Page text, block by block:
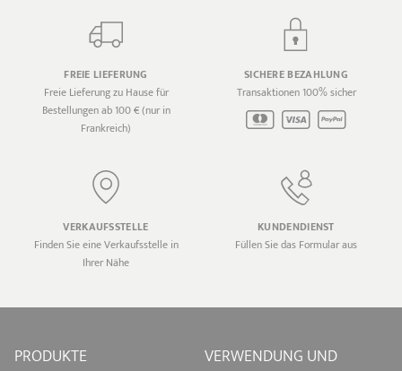
FREIE LIEFERUNG
Freie Lieferung zu Hause für
Bestellungen ab 100 € (nur in
Frankreich)
SICHERE BEZAHLUNG
Transaktionen 100% sicher
VERKAUFSSTELLE
Finden Sie eine Verkaufsstelle in
Ihrer Nähe
KUNDENDIENST
Füllen Sie das Formular aus
PRODUKTE
VERWENDUNG UND